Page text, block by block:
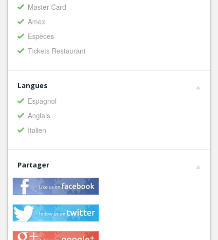
Master Card
Amex
Espèces
Tickets Restaurant
Langues
Espagnol
Anglais
Italien
Partager